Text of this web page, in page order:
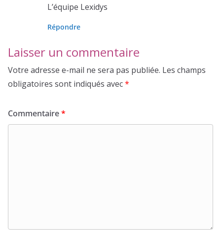
L’équipe Lexidys
Répondre
Laisser un commentaire
Votre adresse e-mail ne sera pas publiée. Les champs
obligatoires sont indiqués avec*
Commentaire*